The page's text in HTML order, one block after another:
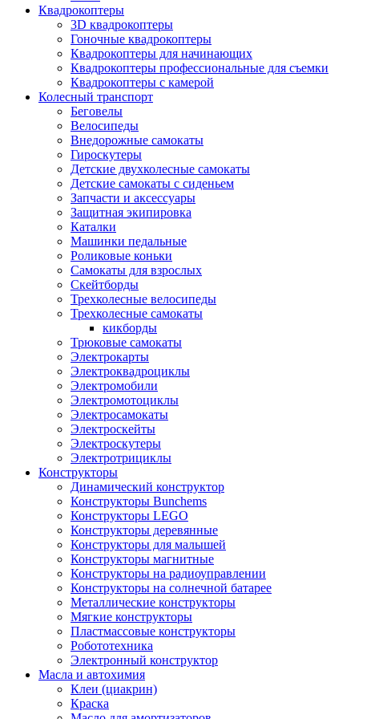
Квадрокоптеры
3D квадрокоптеры
Гоночные квадрокоптеры
Квадрокоптеры для начинающих
Квадрокоптеры профессиональные для съемки
Квадрокоптеры с камерой
Колесный транспорт
Беговелы
Велосипеды
Внедорожные самокаты
Гироскутеры
Детские двухколесные самокаты
Детские самокаты с сиденьем
Запчасти и аксессуары
Защитная экипировка
Каталки
Машинки педальные
Роликовые коньки
Самокаты для взрослых
Скейтборды
Трехколесные велосипеды
Трехколесные самокаты
кикборды
Трюковые самокаты
Электрокарты
Электроквадроциклы
Электромобили
Электромотоциклы
Электросамокаты
Электроскейты
Электроскутеры
Электротрициклы
Конструкторы
Динамический конструктор
Конструкторы Bunchems
Конструкторы LEGO
Конструкторы деревянные
Конструкторы для малышей
Конструкторы магнитные
Конструкторы на радиоуправлении
Конструкторы на солнечной батарее
Металлические конструкторы
Мягкие конструкторы
Пластмассовые конструкторы
Робототехника
Электронный конструктор
Масла и автохимия
Клеи (циакрин)
Краска